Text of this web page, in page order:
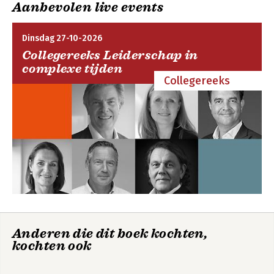
Aanbevolen live events
Dinsdag 27-10-2026
Collegereeks Leiderschap in
complexe tijden
Collegereeks
Anderen die dit boek kochten,
kochten ook